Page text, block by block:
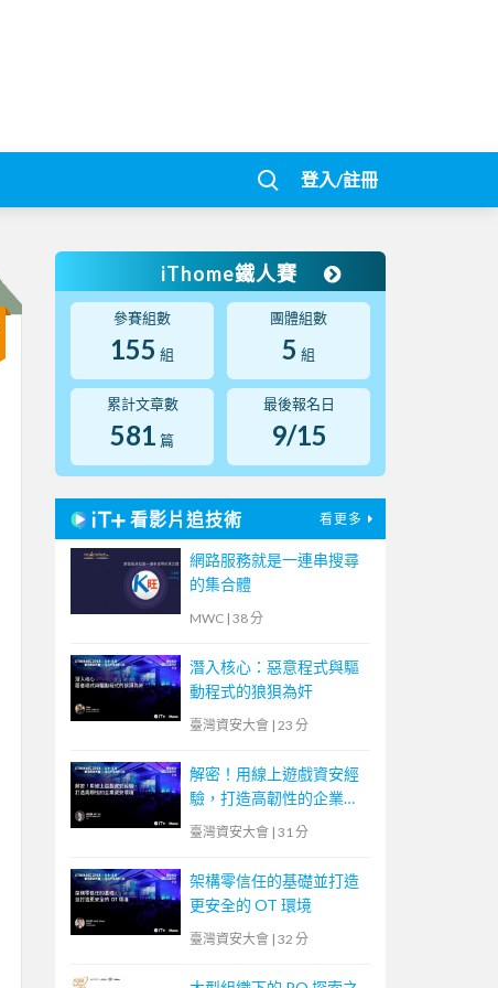
登入/註冊
iThome鐵人賽
參賽組數
155 組
團體組數
5 組
累計文章數
581 篇
最後報名日
9/15
看影片追技術 看更多
網路服務就是一連串搜尋
的集合體
MWC | 38 分
潛入核心：惡意程式與驅
動程式的狼狽為奸
臺灣資安大會 | 23 分
解密！用線上遊戲資安經
驗，打造高韌性的企業資
安環境
臺灣資安大會 | 31 分
架構零信任的基礎並打造
更安全的 OT 環境
臺灣資安大會 | 32 分